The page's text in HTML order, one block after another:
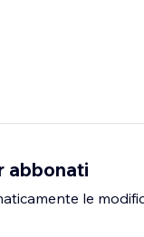
abbonati
le